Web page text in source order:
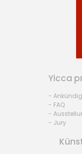
Yicca
-
- FAQ
-
- Jury